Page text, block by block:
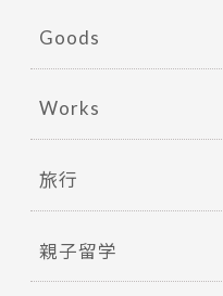
Goods
Works
旅行
親子留学